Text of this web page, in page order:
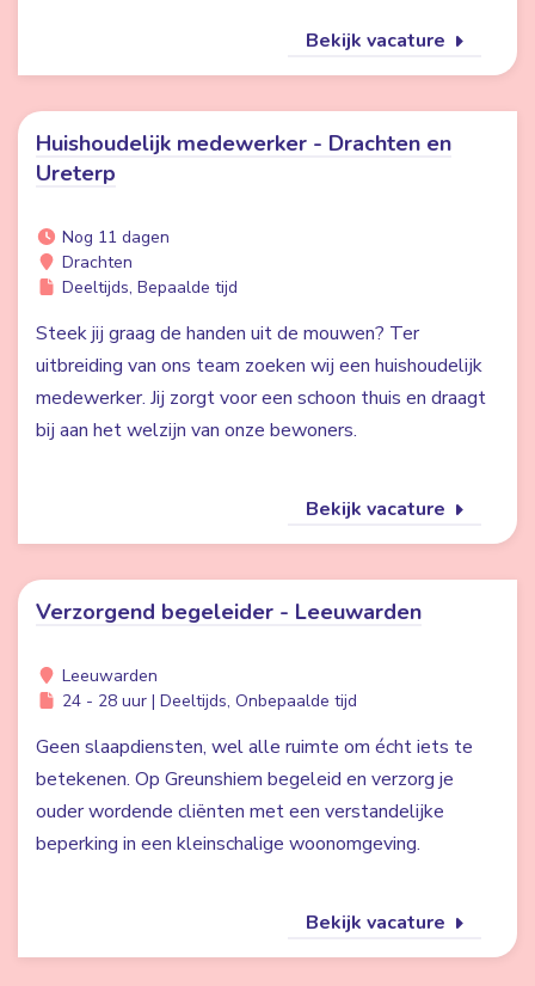
Bekijk vacature
Huishoudelijk medewerker - Drachten en
Ureterp
Nog 11 dagen
Drachten
Deeltijds, Bepaalde tijd
Steek jij graag de handen uit de mouwen? Ter
uitbreiding van ons team zoeken wij een huishoudelijk
medewerker. Jij zorgt voor een schoon thuis en draagt
bij aan het welzijn van onze bewoners.
Bekijk vacature
Verzorgend begeleider - Leeuwarden
Leeuwarden
24 - 28 uur | Deeltijds, Onbepaalde tijd
Geen slaapdiensten, wel alle ruimte om écht iets te
betekenen. Op Greunshiem begeleid en verzorg je
ouder wordende cliënten met een verstandelijke
beperking in een kleinschalige woonomgeving.
Bekijk vacature